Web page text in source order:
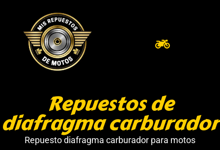
Repuestos de
diafragma carburador
Repuesto diafragma carburador para motos